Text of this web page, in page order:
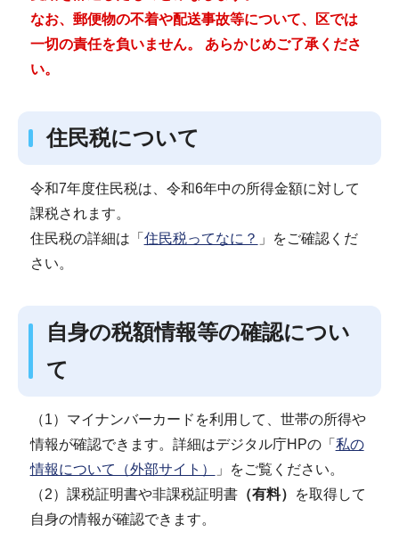
なお、郵便物の不着や配送事故等について、区では
一切の責任を負いません。 あらかじめご了承くださ
い。
住民税について
令和7年度住民税は、令和6年中の所得金額に対して
課税されます。
住民税の詳細は「 住民税ってなに？ 」をご確認くだ
さい。
自身の税額情報等の確認につい
て
（1）マイナンバーカードを利用して、世帯の所得や
情報が確認できます。詳細はデジタル庁HPの「 私の
情報について（外部サイト）
」をご覧ください。
（2）課税証明書や非課税証明書（有料）
を取得して
自身の情報が確認できます。